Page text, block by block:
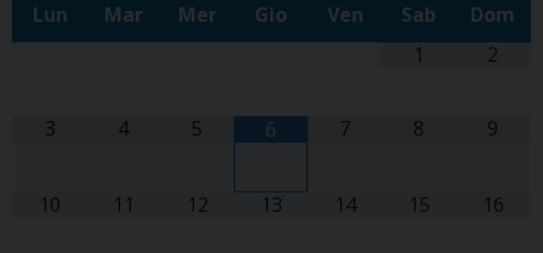
Lun Mar Mer Gio Ven Sab
Dom
1
2
3 4 5 6 7 8 9
10 11 12 13 14 15 16